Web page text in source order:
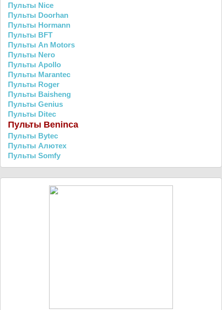
Пульты Nice
Пульты Doorhan
Пульты Hormann
Пульты BFT
Пульты An Motors
Пульты Nero
Пульты Apollo
Пульты Marantec
Пульты Roger
Пульты Baisheng
Пульты Genius
Пульты Ditec
Пульты Beninca
Пульты Bytec
Пульты Алютех
Пульты Somfy